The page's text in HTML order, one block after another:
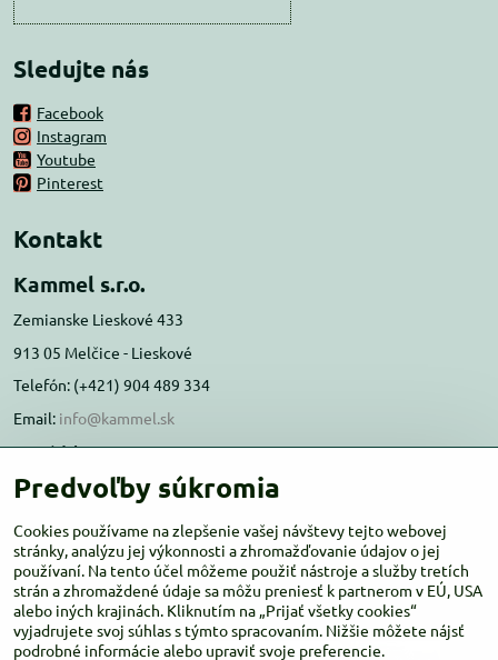
Sledujte nás
Facebook
Instagram
Youtube
Pinterest
Kontakt
Kammel s.r.o.
Zemianske Lieskové 433
913 05 Melčice - Lieskové
Telefón: (+421) 904 489 334
Email: info@kammel.sk
Prevádzka:
Administratívna budova PD Melčice
Otváracie hodiny:PO-ŠT 8:00 - 16:00
PIA-NE Zatvorené
Predvoľby súkromia
Cookies používame na zlepšenie vašej návštevy tejto webovej
stránky, analýzu jej výkonnosti a zhromažďovanie údajov o jej
používaní. Na tento účel môžeme použiť nástroje a služby tretích
strán a zhromaždené údaje sa môžu preniesť k partnerom v EÚ, USA
alebo iných krajinách. Kliknutím na „Prijať všetky cookies“
vyjadrujete svoj súhlas s týmto spracovaním. Nižšie môžete nájsť
podrobné informácie alebo upraviť svoje preferencie.